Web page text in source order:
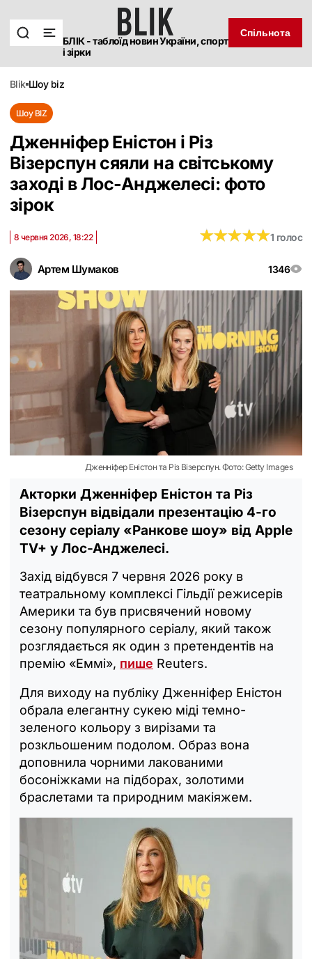
БЛІК - таблоїд новин України, спорт
і зірки
Спільнота
blik шоу biz
Шоу BIZ
Дженніфер Еністон і Різ
Візерспун сяяли на світському
заході в Лос-Анджелесі: фото
зірок
Артем Шумаков 1346
8 червня 2026, 18:22 ★★★★★
★★★★★1 голос
Дженніфер Еністон та Різ Візерспун. Фото: Getty Images
Акторки Дженніфер Еністон та Різ
Візерспун відвідали презентацію 4-го
сезону серіалу «Ранкове шоу» від Apple
TV+ у Лос-Анджелесі.
Захід відбувся 7 червня 2026 року в
театральному комплексі Гільдії режисерів
Америки та був присвячений новому
сезону популярного серіалу, який також
розглядається як один з претендентів на
премію «Еммі», пише Reuters.
Для виходу на публіку Дженніфер Еністон
обрала елегантну сукею міді темно-
зеленого кольору з вирізами та
розкльошеним подолом. Образ вона
доповнила чорними лакованими
босоніжками на підборах, золотими
браслетами та природним макіяжем.